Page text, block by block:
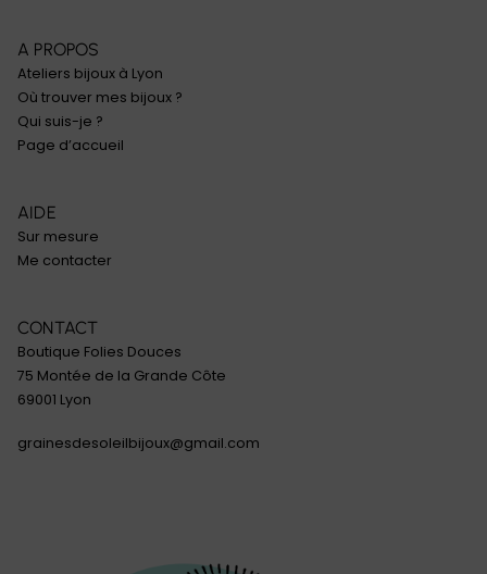
CONTACT
Boutique Folies Douces
75 Montée de la Grande Côte
69001 Lyon
grainesdesoleilbijoux@gmail.com
AIDE
Sur mesure
Me contacter
A PROPOS
Ateliers bijoux à Lyon
Où trouver mes bijoux ?
Qui suis-je ?
Page d’accueil